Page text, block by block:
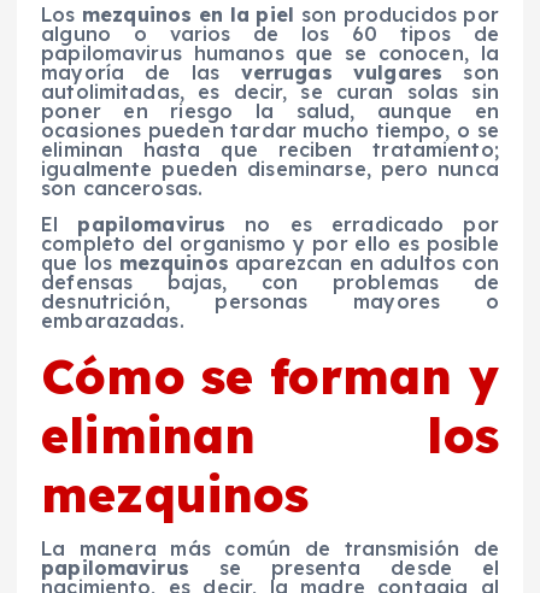
Los mezquinos en la piel son producidos por
alguno o varios de los 60 tipos de
papilomavirus humanos que se conocen, la
mayoría de las verrugas vulgares son
autolimitadas, es decir, se curan solas sin
poner en riesgo la salud, aunque en
ocasiones pueden tardar mucho tiempo, o se
eliminan hasta que reciben tratamiento;
igualmente pueden diseminarse, pero nunca
son cancerosas.
El papilomavirus no es erradicado por
completo del organismo y por ello es posible
que los mezquinos aparezcan en adultos con
defensas bajas, con problemas de
desnutrición, personas mayores o
embarazadas.
Cómo se forman y
eliminan los
mezquinos
La manera más común de transmisión de
papilomavirus se presenta desde el
nacimiento, es decir, la madre contagia al